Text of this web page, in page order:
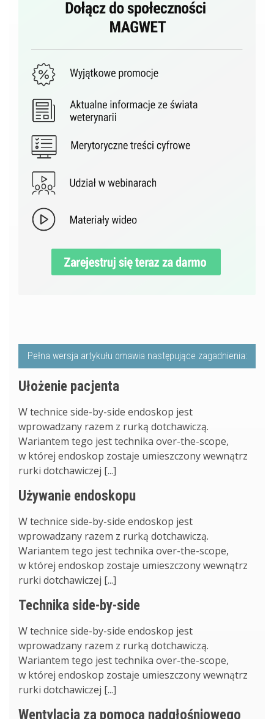
Pełna wersja artykułu omawia następujące zagadnienia:
Ułożenie pacjenta
W technice side-by-side endoskop jest
wprowadzany razem z rurką dotchawiczą.
Wariantem tego jest technika over-the-scope,
w której endoskop zostaje umieszczony wewnątrz
rurki dotchawiczej [...]
Używanie endoskopu
W technice side-by-side endoskop jest
wprowadzany razem z rurką dotchawiczą.
Wariantem tego jest technika over-the-scope,
w której endoskop zostaje umieszczony wewnątrz
rurki dotchawiczej [...]
Technika side-by-side
W technice side-by-side endoskop jest
wprowadzany razem z rurką dotchawiczą.
Wariantem tego jest technika over-the-scope,
w której endoskop zostaje umieszczony wewnątrz
rurki dotchawiczej [...]
Wentylacja za pomocą nadgłośniowego